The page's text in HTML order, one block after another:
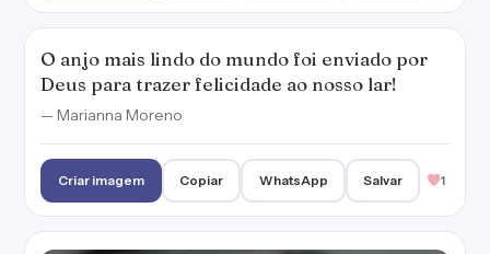
O anjo mais lindo do mundo foi enviado por
Deus para trazer felicidade ao nosso lar!
— Marianna Moreno
Criar imagem Copiar WhatsApp Salvar 1